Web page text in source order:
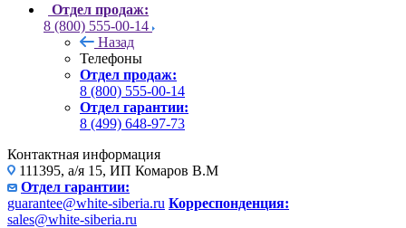
Отдел продаж:
8 (800) 555-00-14
Назад
Телефоны
Отдел продаж:
8 (800) 555-00-14
Отдел гарантии:
8 (499) 648-97-73
Контактная информация
111395, а/я 15, ИП Комаров В.М
Отдел гарантии:
guarantee@white-siberia.ru Корреспонденция:
sales@white-siberia.ru